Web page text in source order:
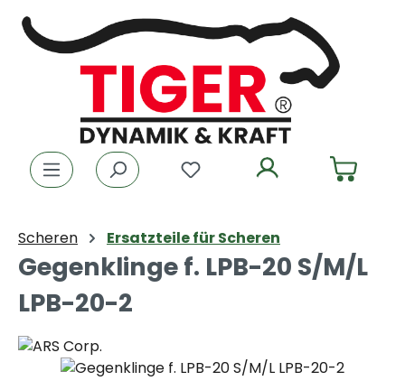
Zum Hauptinhalt springen
Du hast 0 Produkte auf
Scheren Ersatzteile für Scheren
Gegenklinge f. LPB-20 S/M/L
LPB-20-2
Bildergalerie überspringen